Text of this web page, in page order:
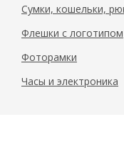
Сумки, кошельки,
Флешки с логотипом
Фоторамки
Часы и электроника